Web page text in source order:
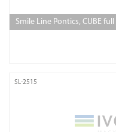
Smile Line Pontics, CUBE
SL-2515